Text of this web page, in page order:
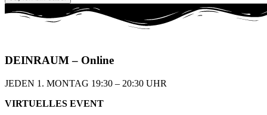
DEINRAUM– Online
JEDEN 1. MONTAG 19:30 – 20:30 UHR​
VIRTUELLES EVENT